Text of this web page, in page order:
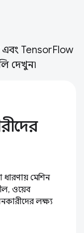
TensorFlow
দেখুন৷
ধারণায় মেশিন
ওয়েব
লক্ষ্য